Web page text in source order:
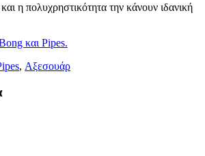
η πολυχρηστικότητα την κάνουν ιδανική
και Pipes.
, Αξεσουάρ